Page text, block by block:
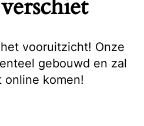
vooruitzicht! Onze
gebouwd en zal
online komen!